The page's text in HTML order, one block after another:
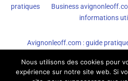
pratiques
Business
informations
Avignonleoff.com : guide
informations pratiques
Business
pratique, accès et
Nous utilisons des cookies pour
expérience sur notre site web. Si